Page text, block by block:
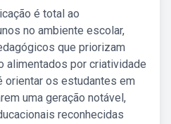
é total ao
no ambiente escolar,
que priorizam
alimentados por criatividade
orientar os estudantes em
uma geração notável,
reconhecidas